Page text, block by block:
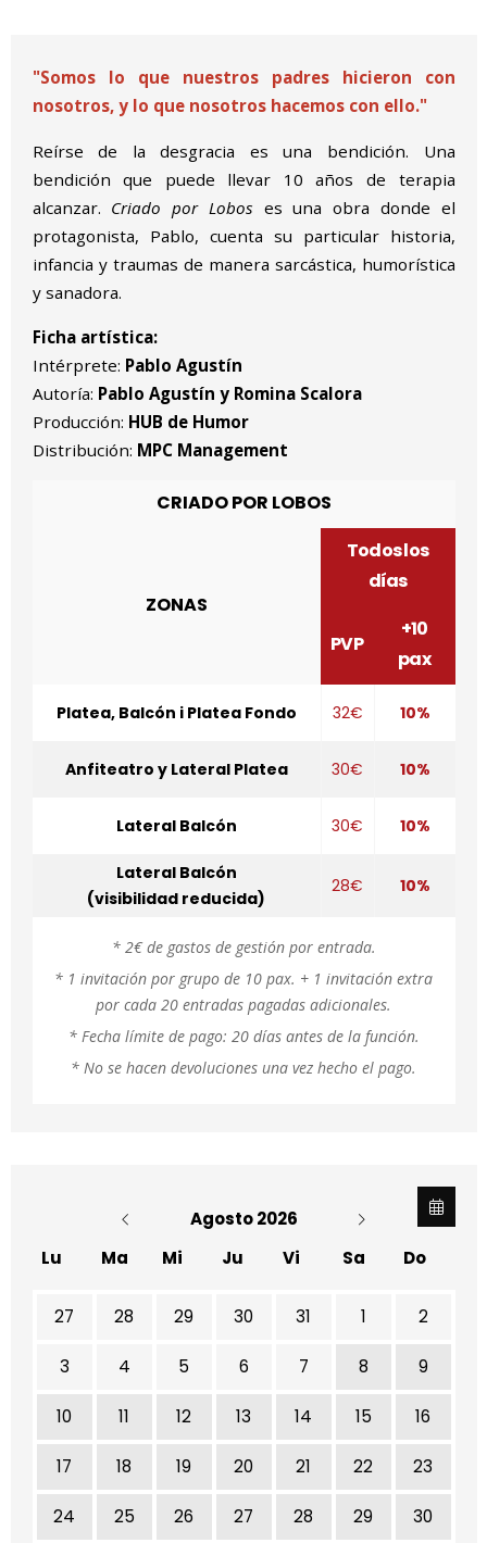
"Somos lo que nuestros padres hicieron con
nosotros, y lo que nosotros hacemos con ello."
Reírse de la desgracia es una bendición. Una
bendición que puede llevar 10 años de terapia
alcanzar. Criado por Lobos es una obra donde el
protagonista, Pablo, cuenta su particular historia,
infancia y traumas de manera sarcástica, humorística
y sanadora.
Ficha artística:
Intérprete: Pablo Agustín
Autoría: Pablo Agustín y Romina Scalora
Producción: HUB de Humor
Distribución: MPC Management
CRIADO POR LOBOS
ZONAS
Todos los
días
PVP
+10
pax
Platea, Balcón i Platea Fondo 32€ 10%
Anfiteatro y Lateral Platea 30€ 10%
Lateral Balcón 30€ 10%
Lateral Balcón
(visibilidad reducida)
28€ 10%
* 2€ de gastos de gestión por entrada.
* 1 invitación por grupo de 10 pax. + 1 invitación extra
por cada 20 entradas pagadas adicionales.
* Fecha límite de pago: 20 días antes de la función.
* No se hacen devoluciones una vez hecho el pago.
Agosto 2026
Lu
Ma Mi Ju Vi Sa Do
No hay ninguna actividad este mes
27 28 29 30 31 1 2
3 4 5 6 7 8 9
10 11 12 13 14 15 16
17 18 19 20 21 22 23
24 25 26 27 28 29 30